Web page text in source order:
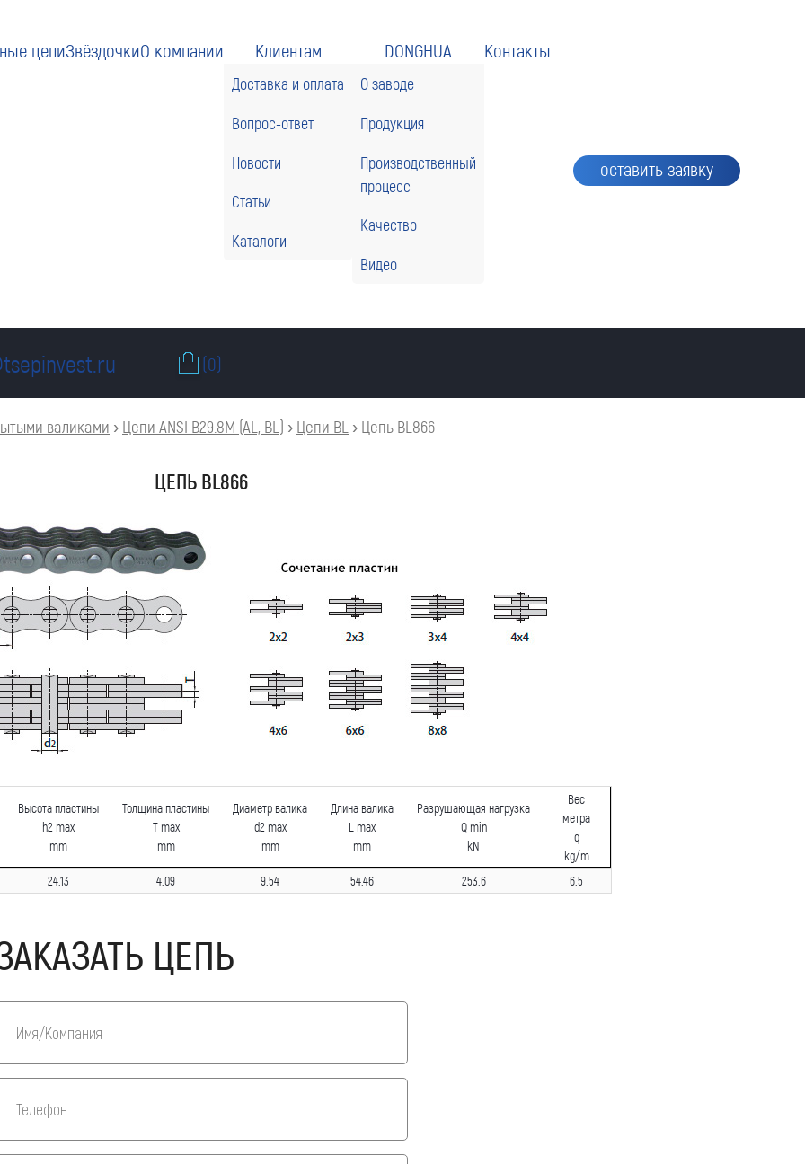
цепиЗвёздочкиО компании Клиентам
Доставка и оплата
Вопрос-ответ
Новости
Статьи
Каталоги
DONGHUA
О заводе
Продукция
Производственный
процесс
Качество
Видео
Контакты
оставить заявку
(0)
валиками › Цепи ANSI B29.8M (AL, BL) › Цепи BL › Цепь BL866
ЦЕПЬ BL866
Высота пластины
h2 max
mm
Толщина пластины
T max
mm
Диаметр валика
d2 max
mm
Длина валика
L max
mm
Разрушающая нагрузка
Q min
kN
Вес
метра
q
kg/m
24.13
4.09 9.54 54.46 253.6 6.5
ЦЕПЬ